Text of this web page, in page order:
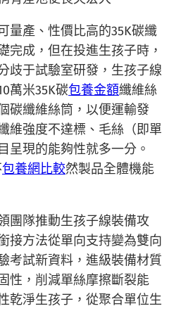
量產、性價比高的35K碳纖
完成，但在投進生孩子時，
歧于試驗室研發，生孩子線
萬米35K碳包養金額纖維絲
碳纖維絲筒，以便運輸發
維強度不達標、毛絲（即單
呈現的能夠性就多一分。
包養網比較然製品全體機能
團隊推動生孩子線裝備攻
接方法從單向支持變為雙向
考試新資料，進級裝備材質
性，削減單絲摩擦斷裂能
乾淨生孩子，從聚合單位生